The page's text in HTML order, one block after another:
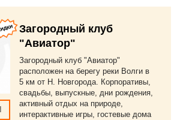
Загородный клуб
"Авиатор"
Загородный клуб "Авиатор"
расположен на берегу реки Волги в
5 км от Н. Новгорода. Корпоративы,
свадьбы, выпускные, дни рождения,
активный отдых на природе,
интерактивные игры, гостевые дома